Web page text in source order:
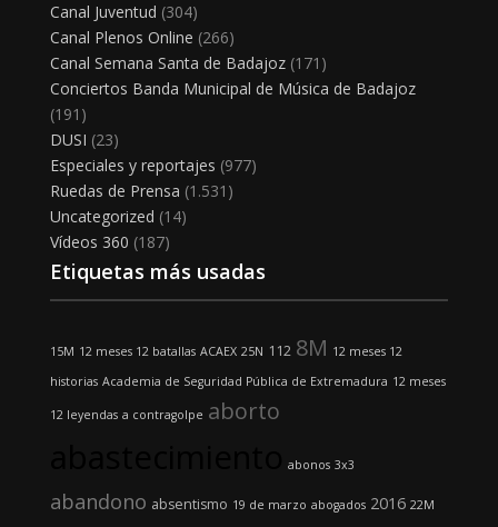
Canal Juventud (304)
Canal Plenos Online (266)
Canal Semana Santa de Badajoz(171)
Conciertos Banda Municipal de Música de Badajoz
(191)
DUSI (23)
Especiales y reportajes (977)
Ruedas de Prensa (1.531)
Uncategorized (14)
Vídeos 360 (187)
Etiquetas más usadas
15M 12 meses 12 batallas ACAEX 25N 112 8M 12 meses 12
historias Academia de Seguridad Pública de Extremadura 12 meses
12 leyendas a contragolpe aborto
abonos 3x3
abandono absentismo 19 de marzo abogados 2016 22M